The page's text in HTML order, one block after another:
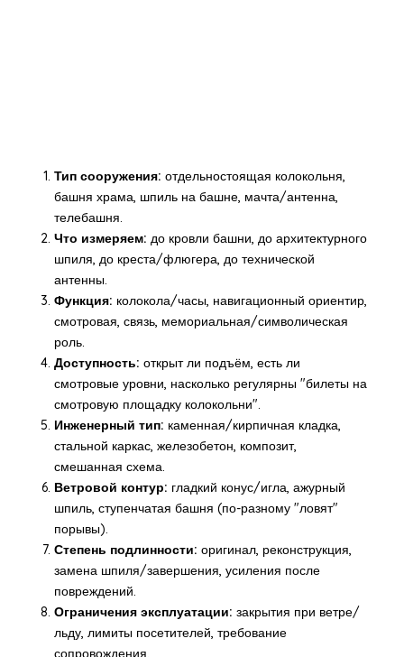
Тип сооружения: отдельностоящая колокольня,
башня храма, шпиль на башне, мачта/антенна,
телебашня.
Что измеряем: до кровли башни, до архитектурного
шпиля, до креста/флюгера, до технической
антенны.
Функция: колокола/часы, навигационный ориентир,
смотровая, связь, мемориальная/символическая
роль.
Доступность: открыт ли подъём, есть ли
смотровые уровни, насколько регулярны "билеты на
смотровую площадку колокольни".
Инженерный тип: каменная/кирпичная кладка,
стальной каркас, железобетон, композит,
смешанная схема.
Ветровой контур: гладкий конус/игла, ажурный
шпиль, ступенчатая башня (по-разному "ловят"
порывы).
Степень подлинности: оригинал, реконструкция,
замена шпиля/завершения, усиления после
повреждений.
Ограничения эксплуатации: закрытия при ветре/
льду, лимиты посетителей, требование